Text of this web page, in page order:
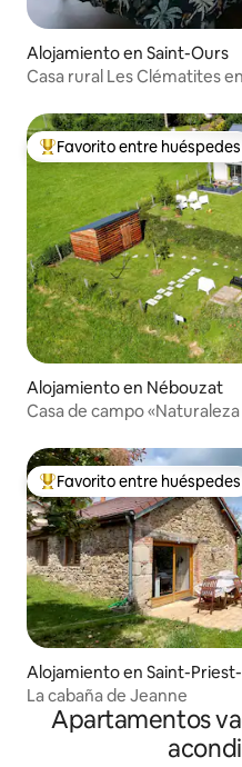
Alojamiento en Saint-Ours
Casa rural Les Clématites
Favorito entre huéspedes
Favorito entre huéspedes
Alojamiento en Nébouzat
Casa de campo
Favorito entre huéspedes
Favorito entre huéspedes
Alojamiento en Saint-
La cabaña de Jeanne
Apartamentos